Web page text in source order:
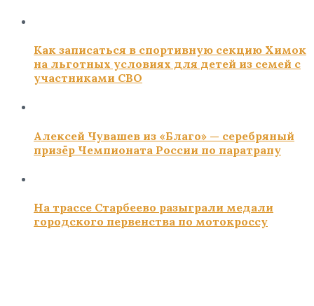
Как записаться в спортивную секцию Химок
на льготных условиях для детей из семей с
участниками СВО
Алексей Чувашев из «Благо» — серебряный
призёр Чемпионата России по паратрапу
На трассе Старбеево разыграли медали
городского первенства по мотокроссу